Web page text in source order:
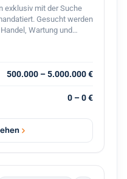
exklusiv mit der Suche
Gesucht werden
Wartung und
Module, Speicher,
Verkauf von Solar- / PV-
Württemberg,
Beteiligung: 60% aber
Altgesellschafter
500.000 – 5.000.000 €
0 – 0 €